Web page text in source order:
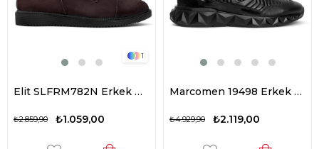
1
Elit SLFRM782N Erkek Hakiki Deri Casual Ayakkabı Kahverengi
₺1.059,00
₺2.859,90
Marcomen 19498 Erkek Hakiki Deri Casual Ayakkabı Siyah
₺2.119,00
₺4.929,90